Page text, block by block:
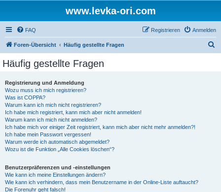
www.levka-ori.com
FAQ Anmelden
Registrieren
Foren-Übersicht Häufig gestellte Fragen
Häufig gestellte Fragen
Registrierung und Anmeldung
Wozu muss ich mich registrieren?
Was ist COPPA?
Warum kann ich mich nicht registrieren?
Ich habe mich registriert, kann mich aber nicht anmelden!
Warum kann ich mich nicht anmelden?
Ich habe mich vor einiger Zeit registriert, kann mich aber nicht mehr anmelden?!
Ich habe mein Passwort vergessen!
Warum werde ich automatisch abgemeldet?
Wozu ist die Funktion „Alle Cookies löschen“?
Benutzerpräferenzen und -einstellungen
Wie kann ich meine Einstellungen ändern?
Wie kann ich verhindern, dass mein Benutzername in der Online-Liste auftaucht?
Die Forenuhr geht falsch!